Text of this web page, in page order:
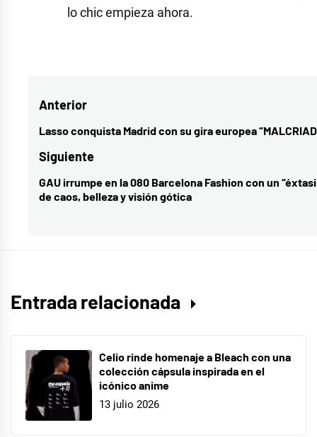
lo chic empieza ahora.
Navegación
de
entradas
Anterior
Entrada
anterior:
Lasso conquista Madrid con su gira europea
Siguiente
Entrada
siguiente:
GAU irrumpe en la 080 Barcelona Fashion con un
de caos, belleza y visión gótica
Entrada relacionada
Celio rinde homenaje a Bleach con una
colección cápsula inspirada en el
icónico anime
13 julio 2026